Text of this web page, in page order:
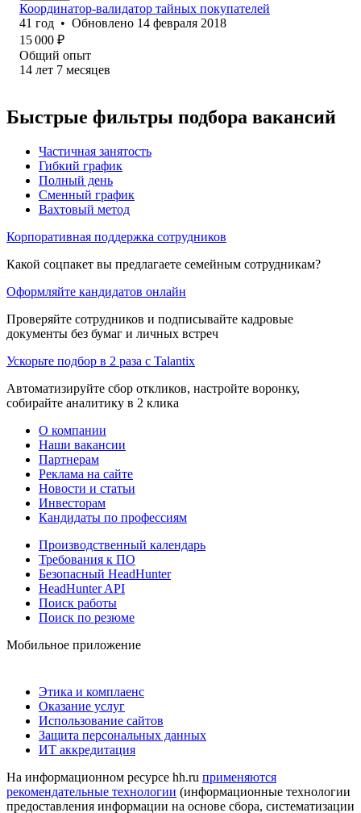
Координатор-валидатор тайных покупателей
41 год • Обновлено 14 февраля 2018
15 000 ₽
Общий опыт
14 лет 7 месяцев
Быстрые фильтры подбора вакансий
Частичная занятость
Гибкий график
Полный день
Сменный график
Вахтовый метод
Корпоративная поддержка сотрудников
Какой соцпакет вы предлагаете семейным сотрудникам?
Оформляйте кандидатов онлайн
Проверяйте сотрудников и подписывайте кадровые
документы без бумаг и личных встреч
Ускорьте подбор в 2 раза с Talantix
Автоматизируйте сбор откликов, настройте воронку,
собирайте аналитику в 2 клика
О компании
Наши вакансии
Партнерам
Реклама на сайте
Новости и статьи
Инвесторам
Кандидаты по профессиям
Производственный календарь
Требования к ПО
Безопасный HeadHunter
HeadHunter API
Поиск работы
Поиск по резюме
Мобильное приложение
Этика и комплаенс
Оказание услуг
Использование сайтов
Защита персональных данных
ИТ аккредитация
На информационном ресурсе hh.ru применяются
рекомендательные технологии (информационные технологии
предоставления информации на основе сбора, систематизации